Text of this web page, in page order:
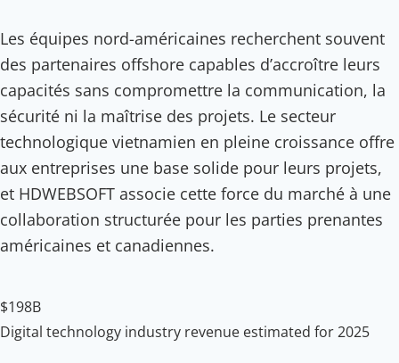
Les équipes nord-américaines recherchent souvent
des partenaires offshore capables d’accroître leurs
capacités sans compromettre la communication, la
sécurité ni la maîtrise des projets. Le secteur
technologique vietnamien en pleine croissance offre
aux entreprises une base solide pour leurs projets,
et HDWEBSOFT associe cette force du marché à une
collaboration structurée pour les parties prenantes
américaines et canadiennes.
$198B
Digital technology industry revenue estimated for 2025